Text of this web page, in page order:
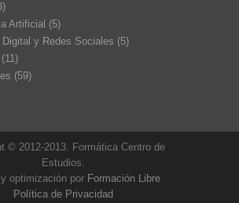
Artificial (5)
Digital y Redes Sociales (5)
(11)
(59)
© 2012-2013. Formática Centro de
Estudios.
optimización por Formación Libre
Política de Privacidad